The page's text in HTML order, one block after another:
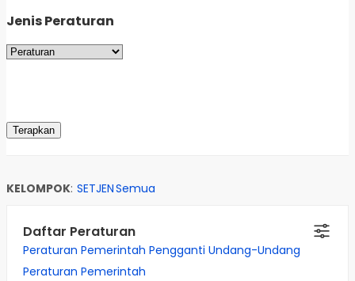
Jenis Peraturan
KELOMPOK: SETJENSemua
Daftar Peraturan
Peraturan Pemerintah Pengganti Undang-Undang
Peraturan Pemerintah